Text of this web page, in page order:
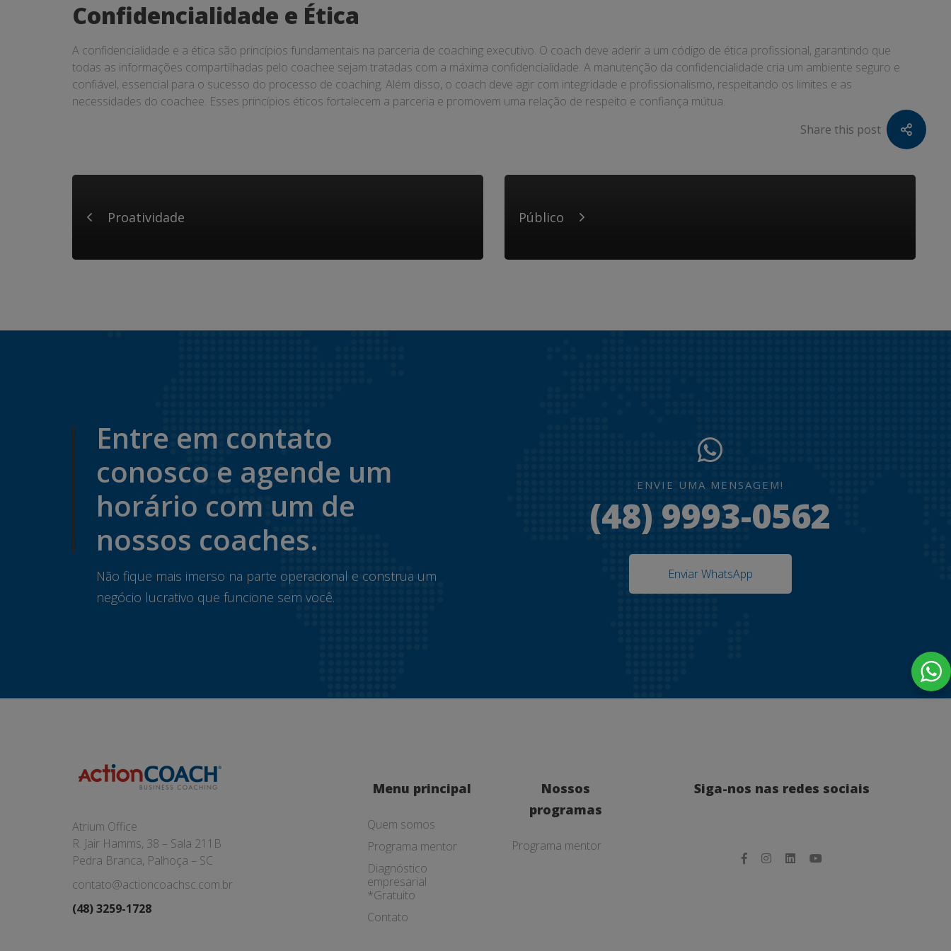
Confidencialidade e Ética
A confidencialidade e a ética são princípios fundamentais na parceria de coaching executivo. O coach deve aderir a um código de ética profissional, garantindo que
todas as informações compartilhadas pelo coachee sejam tratadas com a máxima confidencialidade. A manutenção da confidencialidade cria um ambiente seguro e
confiável, essencial para o sucesso do processo de coaching. Além disso, o coach deve agir com integridade e profissionalismo, respeitando os limites e as
necessidades do coachee. Esses princípios éticos fortalecem a parceria e promovem uma relação de respeito e confiança mútua.
Share this post
Proatividade Público
Entre em contato
conosco e agende um
horário com um de
nossos coaches.
Não fique mais imerso na parte operacional e construa um
negócio lucrativo que funcione sem você.
ENVIE UMA MENSAGEM!
(48) 9993-0562
Enviar WhatsApp
Atrium Office
R. Jair Hamms, 38 – Sala 211B
Pedra Branca, Palhoça – SC
contato@actioncoachsc.com.br
(48) 3259-1728
Menu principal
Quem somos
Programa mentor
Diagnóstico
empresarial
*Gratuito
Contato
Nossos
programas
Programa mentor
Siga-nos nas redes sociais